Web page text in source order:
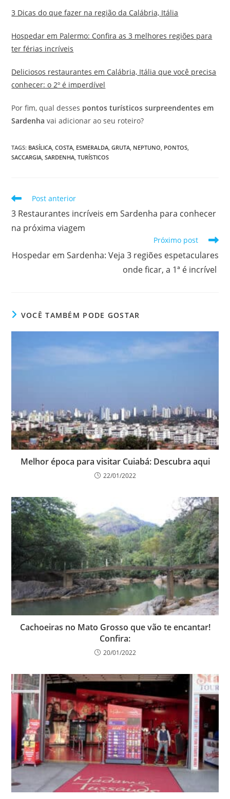
3 Dicas do que fazer na região da Calábria, Itália
Hospedar em Palermo: Confira as 3 melhores regiões para
ter férias incríveis
Deliciosos restaurantes em Calábria, Itália que você precisa
conhecer: o 2º é imperdível
Por fim, qual desses pontos turísticos surpreendentes em
Sardenha vai adicionar ao seu roteiro?
TAGS: BASÍLICA, COSTA, ESMERALDA, GRUTA, NEPTUNO, PONTOS,
SACCARGIA, SARDENHA, TURÍSTICOS
Leia
artigos
Post anterior
3 Restaurantes incríveis em Sardenha para conhecer
na próxima viagem
Próximo post
Hospedar em Sardenha: Veja 3 regiões espetaculares
onde ficar, a 1ª é incrível
VOCÊ TAMBÉM PODE GOSTAR
Melhor época para visitar Cuiabá: Descubra aqui
22/01/2022
Cachoeiras no Mato Grosso que vão te encantar!
Confira:
20/01/2022